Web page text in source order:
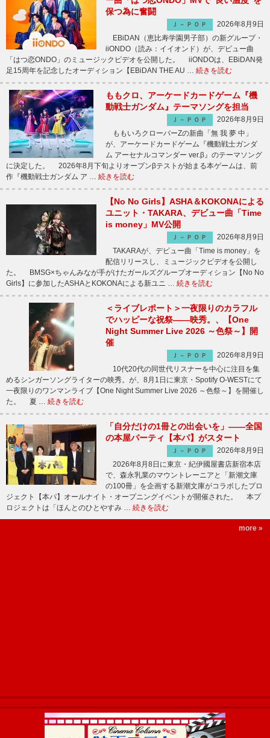
保つ為に奮闘
Ｊ－ＰＯＰ
2026年8月9日
EBiDAN（恵比寿学園男子部）の新グループ・
iiONDO（読み：イイオンド）が、デビュー曲
「はつ恋ONDO」のミュージックビデオを公開した。 iiONDOは、EBiDAN発
足15周年を記念したオーディション【EBiDAN THE AU … 続きを読む
ももクロ、アーケードカードゲーム『機
動戦士ガンダム』テーマソングを担当
Ｊ－ＰＯＰ
2026年8月9日
ももいろクローバーZの新曲「無 我 夢 中」
が、アーケードカードゲーム『機動戦士ガンダ
ム アーセナルコマンダー ver.β』のテーマソング
に決定した。 2026年8月下旬よりオープンβテストが始まる本ゲームは、前
作『機動戦士ガンダム ア … 続きを読む
【No No Girls】ASHA＆KOKONAによる
ユニット・TAKARA、デビュー曲「Time
is money」MV公開
Ｊ－ＰＯＰ
2026年8月9日
TAKARAが、デビュー曲「Time is money」を
配信リリースし、ミュージックビデオを公開し
た。 BMSG×ちゃんみなが手がけたガールズグループオーディション【No No
Girls】に参加したASHAとKOKONAによる新ユニ … 続きを読む
＜ライブレポート＞一夜限りのカラフル
でハッピーな祝祭――映秀。、【One
Night Summer Live 2026 ～色祭～】開
催
Ｊ－ＰＯＰ
2026年8月9日
10代20代の同世代リスナーを中心に注目を集
めるシンガーソングライターの映秀。が、8月1日に東京・Spotify O-WESTにて
一夜限りのワンマンライブ【One Night Summer Live 2026 ～色祭～】を開催し
た。 夏 … 続きを読む
「自分だけの1冊との出会いを」――全国
の本屋パーティ【本パ】がスタート
Ｊ－ＰＯＰ
2026年8月9日
2026年8月8日に東京・紀伊國屋書店新宿本店
で、森永乳業のマウントレーニアと「新潮文庫
の100冊」を企画する新潮文庫がコラボしたプロ
ジェクト【本パ】オールナイト・オープニングイベントが開催された。 本プ
ロジェクトは「ほんとのひとやすみ … 続きを読む
more »